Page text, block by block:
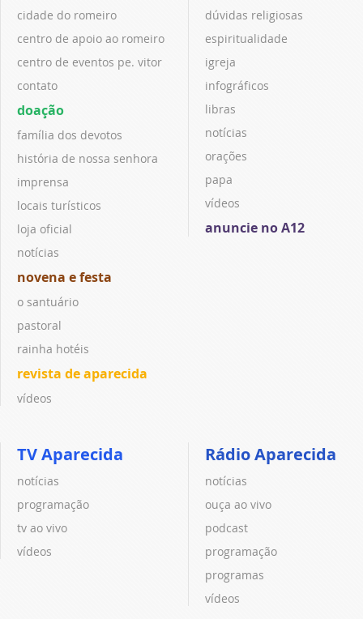
cidade do romeiro
centro de apoio ao romeiro
centro de eventos pe. vitor
contato
doação
família dos devotos
história de nossa senhora
imprensa
locais turísticos
loja oficial
notícias
novena e festa
o santuário
pastoral
rainha hotéis
revista de aparecida
vídeos
dúvidas religiosas
espiritualidade
igreja
infográficos
libras
notícias
orações
papa
vídeos
anuncie no A12
TV Aparecida
notícias
programação
tv ao vivo
vídeos
Rádio Aparecida
notícias
ouça ao vivo
podcast
programação
programas
vídeos